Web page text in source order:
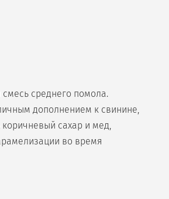
среднего помола.
дополнением к свинине,
сахар и мед,
во время